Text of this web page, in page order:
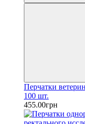
Перчатки
100 шт.
455.00грн